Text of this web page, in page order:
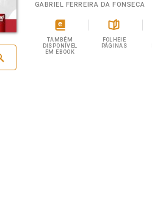
GABRIEL FERREIRA DA FONSECA
TAMBÉM
DISPONÍVEL
EM EBOOK
FOLHEIE
PÁGINAS